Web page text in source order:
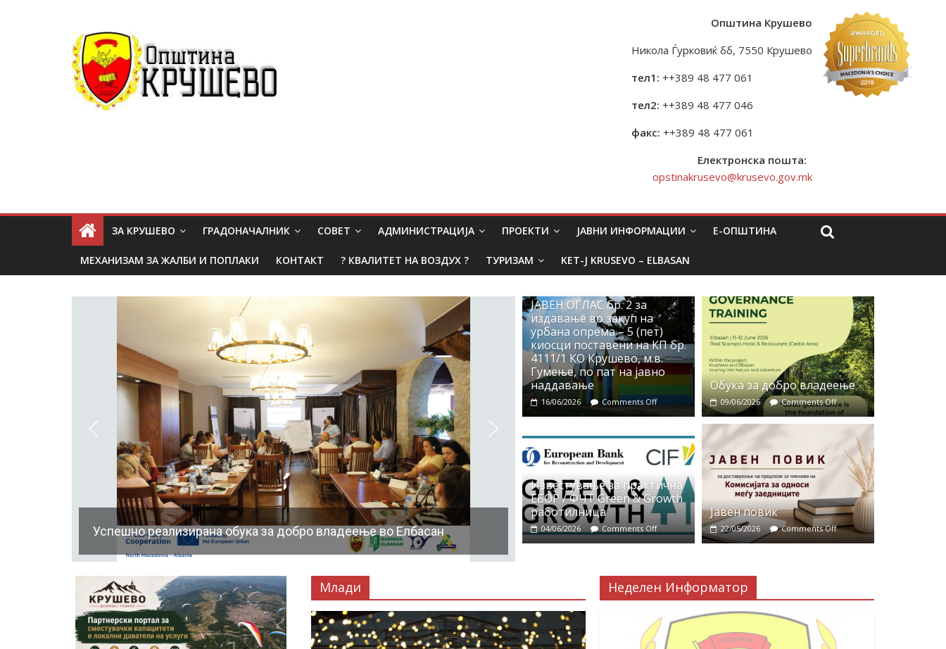
Општина Крушево
Никола Ѓурковиќ бб, 7550 Крушево
тел1: ++389 48 477 061
тел2: ++389 48 477 046
факс: ++389 48 477 061
Електронска пошта:
opstinakrusevo@krusevo.gov.mk
ЗА КРУШЕВО ГРАДОНАЧАЛНИК СОВЕТ АДМИНИСТРАЦИЈА ПРОЕКТИ ЈАВНИ ИНФОРМАЦИИ Е-ОПШТИНА
МЕХАНИЗАМ ЗА ЖАЛБИ И ПОПЛАКИ КОНТАКТ ? КВАЛИТЕТ НА ВОЗДУХ ? ТУРИЗАМ KET-J KRUSEVO – ELBASAN
Успешно реализирана обука за добро владеење во Елбасан
ЈАВЕН ОГЛАС бр. 2 за
издавање во закуп на
урбана опрема – 5 (пет)
киосци поставени на КП бр.
4111/1 КО Крушево, м.в.
Гумење, по пат на јавно
наддавање
16/06/2026 Comments Off
Обука за добро владеење
09/06/2026 Comments Off
Известување за практична
ЕБОР / ФЧТ Green & Growth
работилница
04/06/2026 Comments Off
Јавен повик
22/05/2026 Comments Off
Млади Неделен Информатор